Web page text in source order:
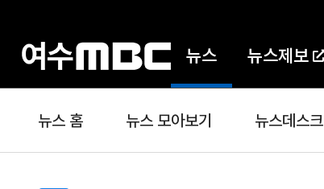
뉴스 뉴스제보
뉴스 홈 뉴스 모아보기 뉴스데스크